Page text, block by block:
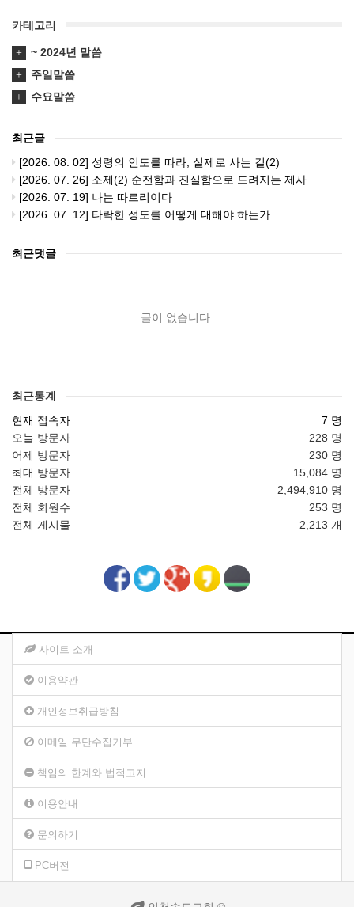
카테고리
~ 2024년 말씀
주일말씀
수요말씀
최근글
[2026. 08. 02] 성령의 인도를 따라, 실제로 사는 길(2)
[2026. 07. 26] 소제(2) 순전함과 진실함으로 드려지는 제사
[2026. 07. 19] 나는 따르리이다
[2026. 07. 12] 타락한 성도를 어떻게 대해야 하는가
최근댓글
글이 없습니다.
최근통계
현재 접속자
7 명
오늘 방문자
228 명
어제 방문자
230 명
최대 방문자
15,084 명
전체 방문자
2,494,910 명
전체 회원수
253 명
전체 게시물
2,213 개
사이트 소개
이용약관
개인정보취급방침
이메일 무단수집거부
책임의 한계와 법적고지
이용안내
문의하기
PC버전